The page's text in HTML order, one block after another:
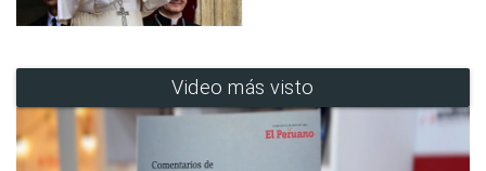
Video más visto